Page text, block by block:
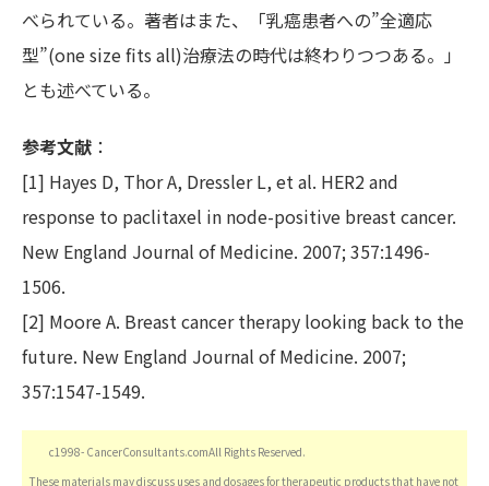
べられている。著者はまた、「乳癌患者への”全適応
型”(one size fits all)治療法の時代は終わりつつある。」
とも述べている。
参考文献 ：
[1] Hayes D, Thor A, Dressler L, et al. HER2 and
response to paclitaxel in node-positive breast cancer.
New England Journal of Medicine. 2007; 357:1496-
1506.
[2] Moore A. Breast cancer therapy looking back to the
future. New England Journal of Medicine. 2007;
357:1547-1549.
c1998- CancerConsultants.comAll Rights Reserved.
These materials may discuss uses and dosages for therapeutic products that have not